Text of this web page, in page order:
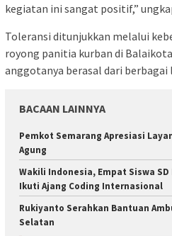
kegiatan ini sangat positif,”
Toleransi ditunjukkan melalui
royong panitia kurban di
anggotanya berasal dari
BACAAN LAINNYA
Pemkot Semarang Apresiasi
Agung
Wakili Indonesia, Empat Siswa
Ikuti Ajang Coding Internasional
Rukiyanto Serahkan Bantuan
Selatan